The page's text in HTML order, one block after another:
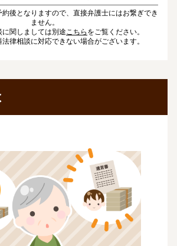
後となりますので、直接弁護士にはお繋ぎでき
ません。
関しましては別途 こちら をご覧ください。
律相談に対応できない場合がございます。